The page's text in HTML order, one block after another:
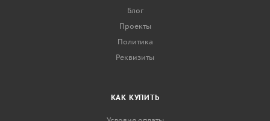
Блог
Проекты
Политика
Реквизиты
КАК КУПИТЬ